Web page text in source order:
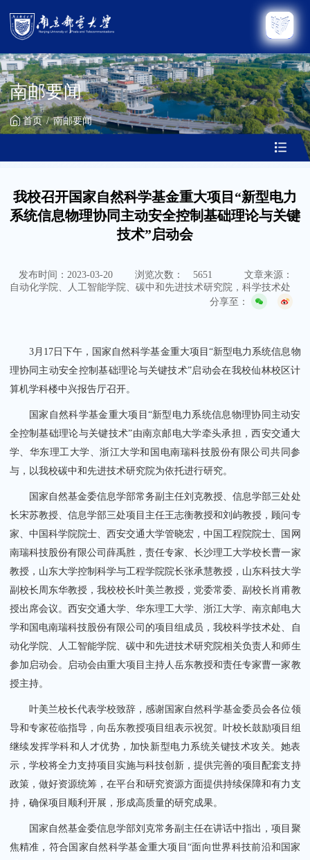
关闭
南邮要闻
首页 南邮要闻
我校召开国家自然科学基金重大项目“新型电力
系统信息物理协同主动安全控制基础理论与关键
技术”启动会
发布时间：2023-03-20 浏览次数： 5651
文章来源：
自动化学院、人工智能学院、碳中和先进技术研究院，科学技术处
分享至：
3月17日下午，国家自然科学基金重大项目“新型电力系统信息物
理协同主动安全控制基础理论与关键技术”启动会在我校仙林校区计
算机学科楼中兴报告厅召开。
国家自然科学基金重大项目“新型电力系统信息物理协同主动安
全控制基础理论与关键技术”由南京邮电大学牵头承担，西安交通大
学、华东理工大学、浙江大学和国电南瑞科技股份有限公司共同参
与，以我校碳中和先进技术研究院为依托进行研究。
国家自然基金委信息学部常务副主任刘克教授、信息学部三处处
长宋苏教授、信息学部三处项目主任王志衡教授和刘屿教授，顾问专
家、中国科学院院士、西安交通大学管晓宏，中国工程院院士、国网
南瑞科技股份有限公司薛禹胜，责任专家、长沙理工大学校长曹一家
教授，山东大学控制科学与工程学院院长张承慧教授，山东科技大学
副校长周东华教授，我校校长叶美兰教授，党委常委、副校长肖甫教
授出席会议。西安交通大学、华东理工大学、浙江大学、南京邮电大
学和国电南瑞科技股份有限公司的项目组成员，我校科学技术处、自
动化学院、人工智能学院、碳中和先进技术研究院相关负责人和师生
参加启动会。启动会由重大项目主持人岳东教授和责任专家曹一家教
授主持。
叶美兰校长代表学校致辞，感谢国家自然科学基金委员会各位领
导和专家莅临指导，向岳东教授项目组表示祝贺。叶校长鼓励项目组
继续发挥学科和人才优势，加快新型电力系统关键技术攻关。她表
示，学校将全力支持项目实施与科技创新，提供完善的项目配套支持
政策，做好资源统筹，在平台和研究资源方面提供持续保障和有力支
持，确保项目顺利开展，形成高质量的研究成果。
国家自然基金委信息学部刘克常务副主任在讲话中指出，项目聚
焦精准，符合国家自然科学基金重大项目“面向世界科技前沿和国家